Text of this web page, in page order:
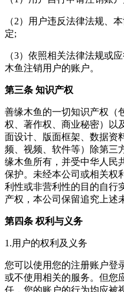
（2）用户违反法律法规、
定;
（3）依照相关法律法规或
木鱼注销用户的账户。
第三条 知识产权
善缘木鱼的一切知识产权（
权、著作权、商业秘密）以
面设计、版面框架、数据资
频、视频、软件等）除第三
缘木鱼所有，并受中华人民
保护。未经本公司或相关权
利性或非营利性的目的自行
产权，本公司保留追究上述
第四条 权利与义务
1.用户的权利及义务
您可以使用您的注册账户登
或不使用相关的服务。但您
任，您的账户的行为均应被